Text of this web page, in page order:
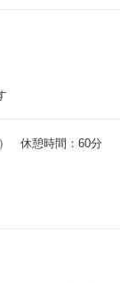
休憩時間：60分